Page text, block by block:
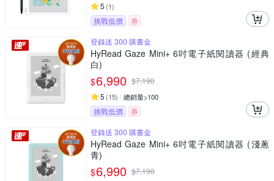
5 (1)
挑戰低價
券
登錄送 300 購書金
HyRead Gaze Mini+ 6吋電子紙閱讀器 (經典
白)
$6,990 $7,190
5 (15) 總銷量>100
挑戰低價
券
登錄送 300 購書金
HyRead Gaze Mini+ 6吋電子紙閱讀器 (淺蔥
青)
$6,990 $7,190